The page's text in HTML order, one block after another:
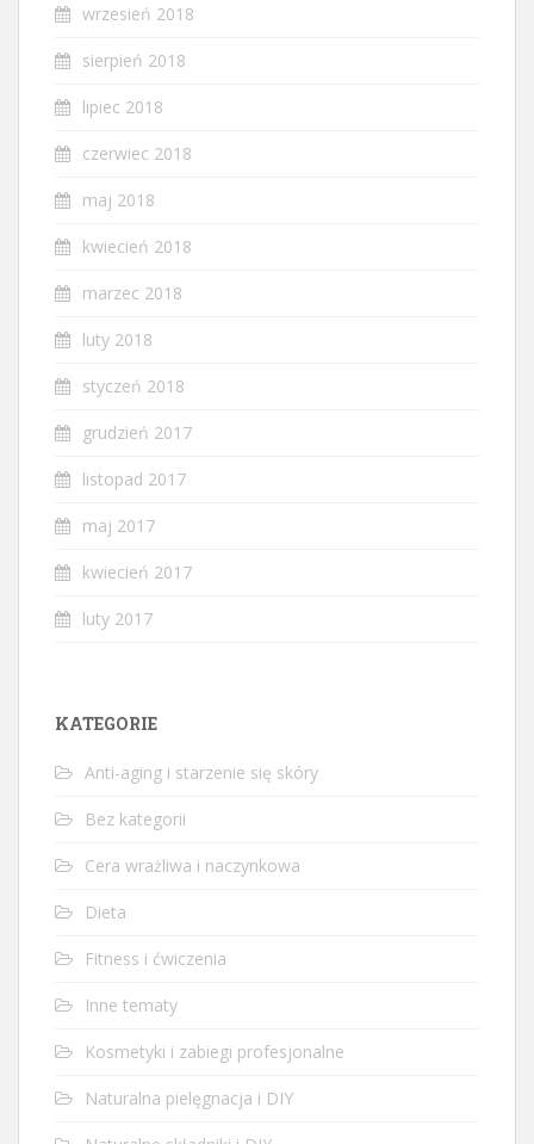
wrzesień 2018
sierpień 2018
lipiec 2018
czerwiec 2018
maj 2018
kwiecień 2018
marzec 2018
luty 2018
styczeń 2018
grudzień 2017
listopad 2017
maj 2017
kwiecień 2017
luty 2017
KATEGORIE
Anti-aging i starzenie się skóry
Bez kategorii
Cera wrażliwa i naczynkowa
Dieta
Fitness i ćwiczenia
Inne tematy
Kosmetyki i zabiegi profesjonalne
Naturalna pielęgnacja i DIY